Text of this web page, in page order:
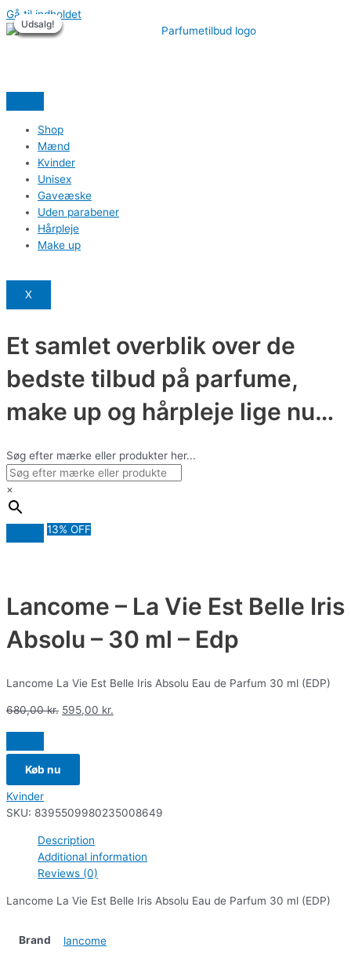
Gå til indholdet
Shop
Mænd
Kvinder
Unisex
Gaveæske
Uden parabener
Hårpleje
Make up
X
Et samlet overblik over de
bedste tilbud på parfume,
make up og hårpleje lige nu…
Søg efter mærke eller produkter her...
×
13% OFF
Lancome – La Vie Est Belle Iris
Absolu – 30 ml – Edp
Lancome La Vie Est Belle Iris Absolu Eau de Parfum 30 ml (EDP)
680,00kr. 595,00 kr.
Køb nu
Kvinder
SKU: 8395509980235008649
Description
Additional information
Reviews (0)
Lancome La Vie Est Belle Iris Absolu Eau de Parfum 30 ml (EDP)
Brand lancome
Udsalg!
Udsalg!
Udsalg!
Udsalg!
Udsalg!
Udsalg!